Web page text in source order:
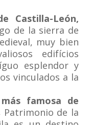
Castilla-León,
de la sierra de
muy bien
edifícios
esplendor y
vinculados a la
famosa de
Patrimonio de la